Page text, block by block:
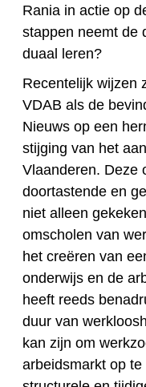
Rania in actie op
stappen neemt de
duaal leren?
Recentelijk wijzen
VDAB als de
Nieuws op een
stijging van het
Vlaanderen. Deze
doortastende en
niet alleen
omscholen van
het creëren van
onderwijs en de
heeft reeds
duur van
kan zijn om
arbeidsmarkt op